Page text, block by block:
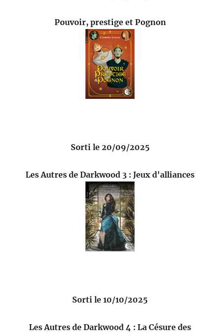
Pouvoir, prestige et Pognon
Sorti le 20/09/2025
Les Autres de Darkwood 3 : Jeux d'alliances
Sorti le 10/10/2025
Les Autres de Darkwood 4 : La Césure des